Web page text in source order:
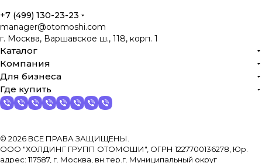
+7 (499) 130-23-23
manager@otomoshi.com
г. Москва, Варшавское ш., 118, корп. 1
Каталог
Компания
Для бизнеса
Где купить
© 2026 ВСЕ ПРАВА ЗАЩИЩЕНЫ.
ООО "ХОЛДИНГ ГРУПП ОТОМОШИ", ОГРН 1227700136278, Юр.
адрес: 117587, г. Москва, вн.тер.г. Муниципальный округ